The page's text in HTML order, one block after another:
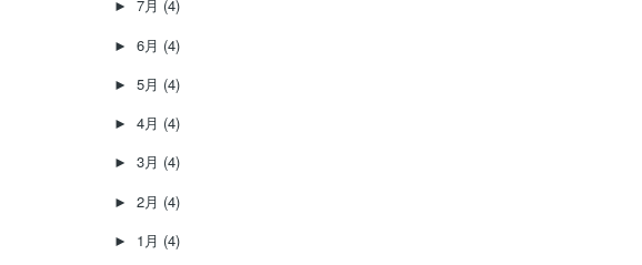
► 7月 (4)
► 6月 (4)
► 5月 (4)
► 4月 (4)
► 3月 (4)
► 2月 (4)
► 1月 (4)